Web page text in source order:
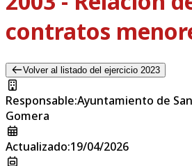
contratos
Volver al listado del ejercicio 2023
Responsable:Ayuntamiento de
Gomera
Actualizado:19/04/2026